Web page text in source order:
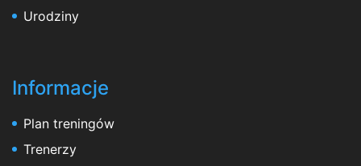
Urodziny
Informacje
Plan treningów
Trenerzy